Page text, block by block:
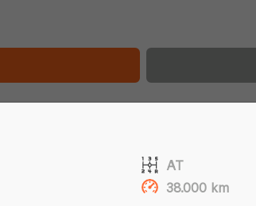
AT
38.000 km